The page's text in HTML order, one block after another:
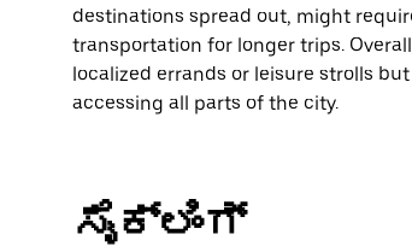
destinations spread out, might
transportation for longer trips.
localized errands or leisure strolls
accessing all parts of the city.
ಸೈಕ್ಲಿಂಗ್